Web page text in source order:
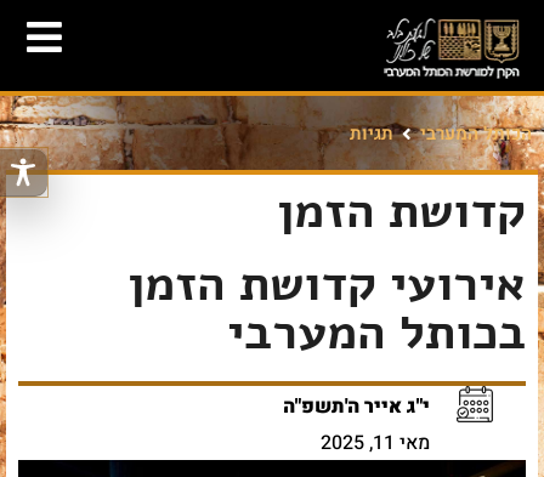
הכותל המערבי תגיות
קדושת הזמן
אירועי קדושת הזמן
בכותל המערבי
י"ג אייר ה'תשפ"ה
מאי 11, 2025